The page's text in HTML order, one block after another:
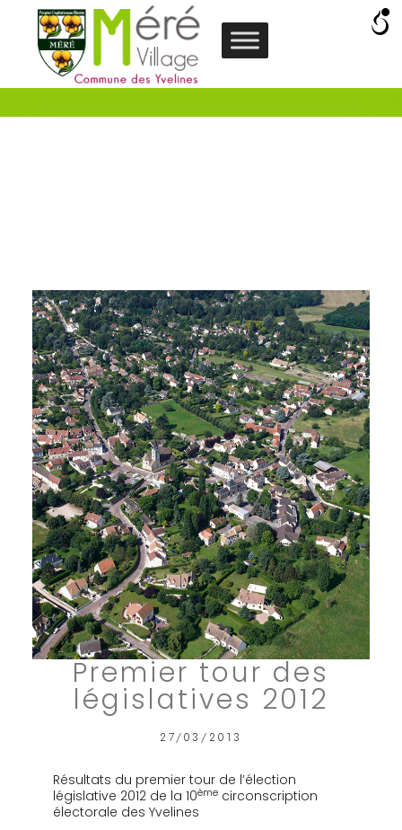
Premier tour des
législatives 2012
27/03/2013
Résultats du premier tour de l’élection
législative 2012 de la 10èmecirconscription
électorale des Yvelines